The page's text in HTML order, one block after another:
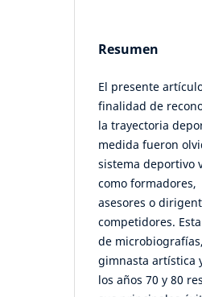
Resumen
El presente
finalidad de
la trayectoria
medida fueron
sistema deportivo
como formadores,
asesores o
competidores.
de
gimnasta artística
los años 70 y 80